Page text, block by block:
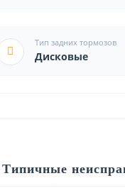
Тип задних тормозов
Дисковые